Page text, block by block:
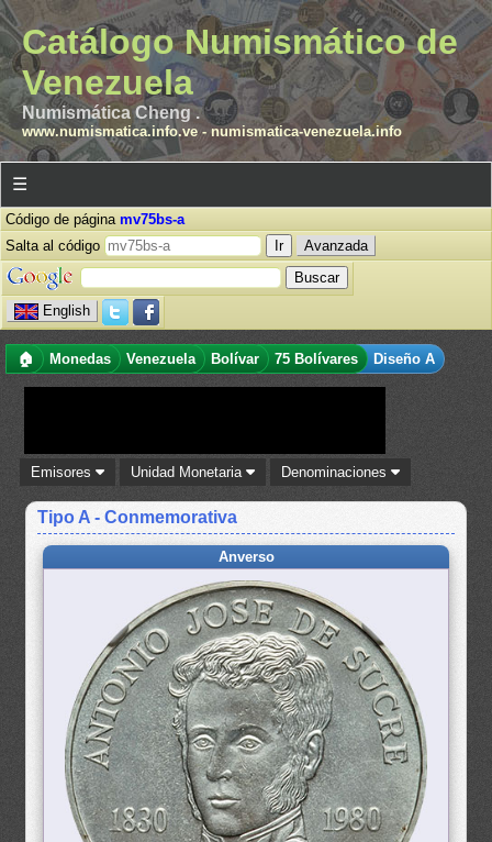
Catálogo Numismático de
Venezuela
Numismática Cheng .
www.numismatica.info.ve- numismatica-venezuela.info
☰
Código de página mv75bs-a
Salta al código
Avanzada
English
🏠 Monedas Venezuela Bolívar 75 Bolívares Diseño A
Emisores Unidad Monetaria Denominaciones
Tipo A - Conmemorativa
Anverso